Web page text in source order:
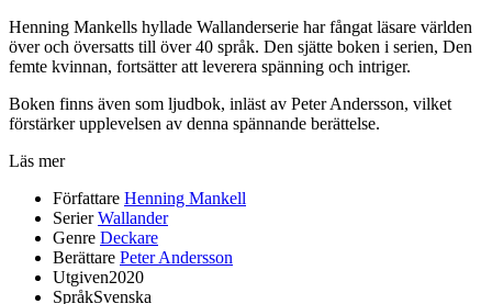
Henning Mankells hyllade Wallanderserie har fångat läsare världen
över och översatts till över 40 språk. Den sjätte boken i serien, Den
femte kvinnan, fortsätter att leverera spänning och intriger.
Boken finns även som ljudbok, inläst av Peter Andersson, vilket
förstärker upplevelsen av denna spännande berättelse.
Läs mer
Författare Henning Mankell
Serier Wallander
Genre Deckare
Berättare Peter Andersson
Utgiven2020
SpråkSvenska